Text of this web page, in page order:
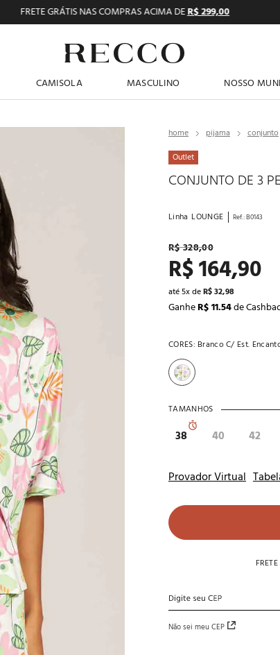
FRETE GRÁTIS NAS COMPRAS ACIMA DER$ 299,00
CAMISOLA MASCULINO NOSSO
pijama conjunto
Outlet
CONJUNTO DE 3
Linha LOUNGE Ref.:B0143
R$328,00
R$164,90
até5x deR$32,98
GanheR$ 11.54de
CORES: Branco C/ Est.
TAMANHOS
38 40 42
Provador Virtual
Não sei meu CEP
1º pijama feminino
2º shortdoll
6
7º
8º
9 º
10º noivas